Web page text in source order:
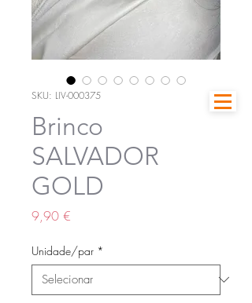
SKU: LIV-000375
Brinco
SALVADOR
GOLD
9,90 €
Unidade/par *